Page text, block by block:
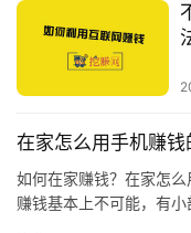
在家怎么用手机赚钱
如何在家赚钱？在家怎
赚钱基本上不可能，有